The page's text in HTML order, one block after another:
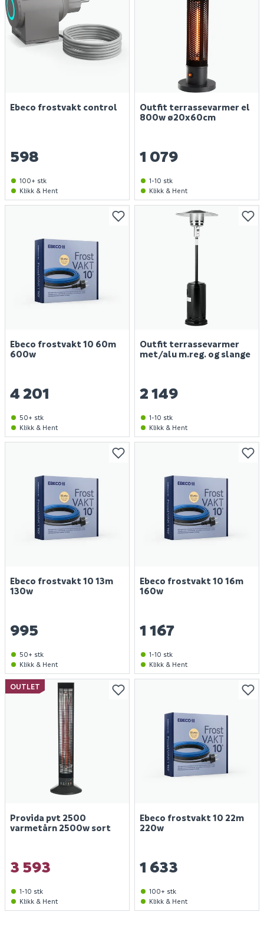
Ebeco frostvakt control
598
100+ stk
Klikk & Hent
Outfit terrassevarmer el
800w ø20x60cm
1 079
1-10 stk
Klikk & Hent
Ebeco frostvakt 10 60m
600w
4 201
50+ stk
Klikk & Hent
Outfit terrassevarmer
met/alu m.reg. og slange
2 149
1-10 stk
Klikk & Hent
Ebeco frostvakt 10 13m
130w
995
50+ stk
Klikk & Hent
Ebeco frostvakt 10 16m
160w
1 167
1-10 stk
Klikk & Hent
OUTLET
Provida pvt 2500
varmetårn 2500w sort
3 593
1-10 stk
Klikk & Hent
Ebeco frostvakt 10 22m
220w
1 633
100+ stk
Klikk & Hent
Jobb hos oss
Spørsmål og svar
Våre merker
Kundeklubb
66 85 31 80